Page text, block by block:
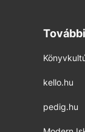
kello.hu
pedig.hu